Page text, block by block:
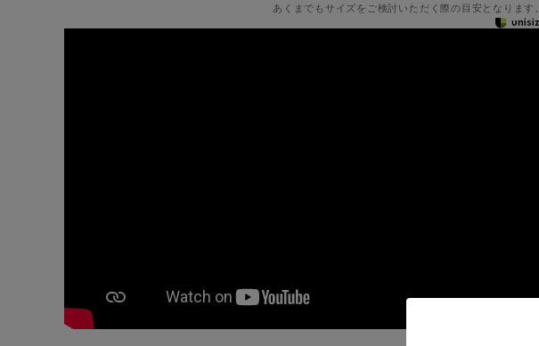
あくまでもサイズをご検討いただく際の目安となります。